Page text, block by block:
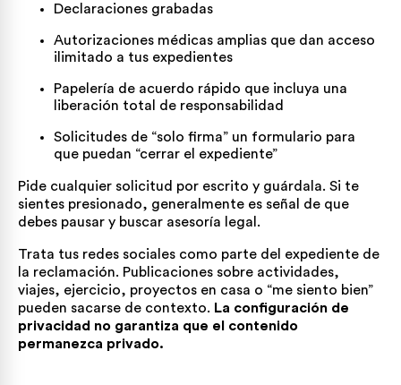
Declaraciones grabadas
Autorizaciones médicas amplias que dan acceso
ilimitado a tus expedientes
Papelería de acuerdo rápido que incluya una
liberación total de responsabilidad
Solicitudes de “solo firma” un formulario para
que puedan “cerrar el expediente”
Pide cualquier solicitud por escrito y guárdala. Si te
sientes presionado, generalmente es señal de que
debes pausar y buscar asesoría legal.
Trata tus redes sociales como parte del expediente de
la reclamación. Publicaciones sobre actividades,
viajes, ejercicio, proyectos en casa o “me siento bien”
pueden sacarse de contexto. La configuración de
privacidad no garantiza que el contenido
permanezca privado.